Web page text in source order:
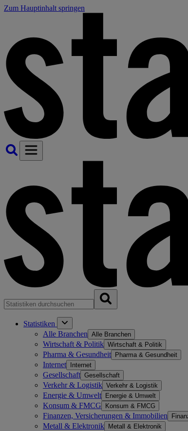
Zum Hauptinhalt springen
Statistiken
Alle Branchen Alle Branchen
Wirtschaft & Politik Wirtschaft & Politik
Pharma & Gesundheit Pharma & Gesundheit
Internet Internet
Gesellschaft Gesellschaft
Verkehr & Logistik Verkehr & Logistik
Energie & Umwelt Energie & Umwelt
Konsum & FMCG Konsum & FMCG
Finanzen, Versicherungen & Immobilien
Metall & Elektronik Metall & Elektronik